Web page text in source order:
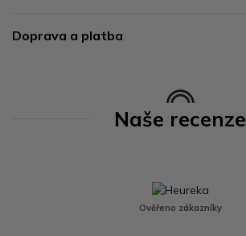
Doprava a platba
Naše recenze
Ověřeno zákazníky